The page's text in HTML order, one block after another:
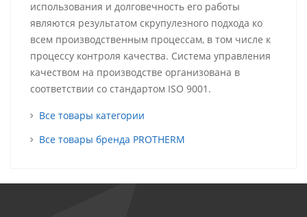
использования и долговечность его работы
являются результатом скрупулезного подхода ко
всем производственным процессам, в том числе к
процессу контроля качества. Система управления
качеством на производстве организована в
соответствии со стандартом ISO 9001.
Все товары категории
Все товары бренда PROTHERM